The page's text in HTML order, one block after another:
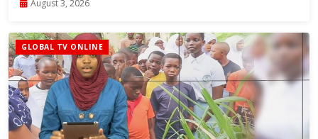
August 3, 2026
GLOBAL TV ONLINE